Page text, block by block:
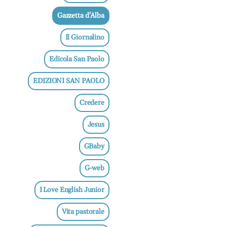
Gazzetta d'Alba
Il Giornalino
Edicola San Paolo
EDIZIONI SAN PAOLO
Credere
Jesus
GBaby
G-web
I Love English Junior
Vita pastorale